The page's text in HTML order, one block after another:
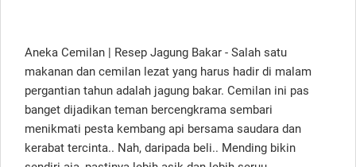
Aneka Cemilan | Resep Jagung Bakar - Salah satu
makanan dan cemilan lezat yang harus hadir di malam
pergantian tahun adalah jagung bakar. Cemilan ini pas
banget dijadikan teman bercengkrama sembari
menikmati pesta kembang api bersama saudara dan
kerabat tercinta.. Nah, daripada beli.. Mending bikin